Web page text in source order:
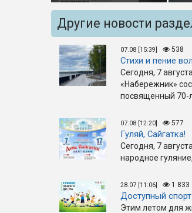
Другие новости
07.08 [15:39] 538
Стихи и пение
Сегодня, 7
«Набережник»
посвященный 70-
07.08 [12:20] 577
Гуляй, Сайгатка!
Сегодня, 7
народное
28.07 [11:06] 1 833
Доступный
Этим летом для